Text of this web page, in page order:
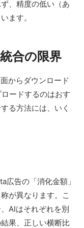
、精度の低い（あ
ます。
合の限界
からダウンロード
ードするのはおす
る方法には、いく
告の「消化金額」
が異なります。こ
AIはそれぞれを別
果、正しい横断比